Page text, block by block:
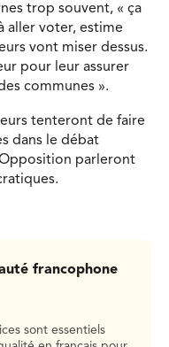
trop souvent, « ça
aller voter, estime
vont miser dessus.
pour leur assurer
communes ».
tenteront de faire
dans le débat
parleront
francophone
sont essentiels